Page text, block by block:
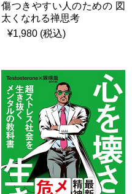
傷つきやすい人のための 図
太くなれる禅思考
¥1,980 (税込)